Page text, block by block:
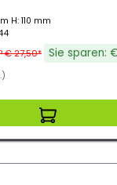
H: 110 mm
€ 27,50* Sie sparen: